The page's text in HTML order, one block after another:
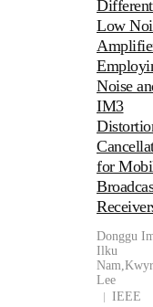
Low
Noise
IM3
for
Donggu
Ilku
Lee
IEEE